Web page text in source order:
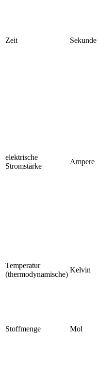
Zeit Sekunde
elektrische
Stromstärke
Ampere
Temperatur
(thermodynamische)
Kelvin
Stoffmenge Mol